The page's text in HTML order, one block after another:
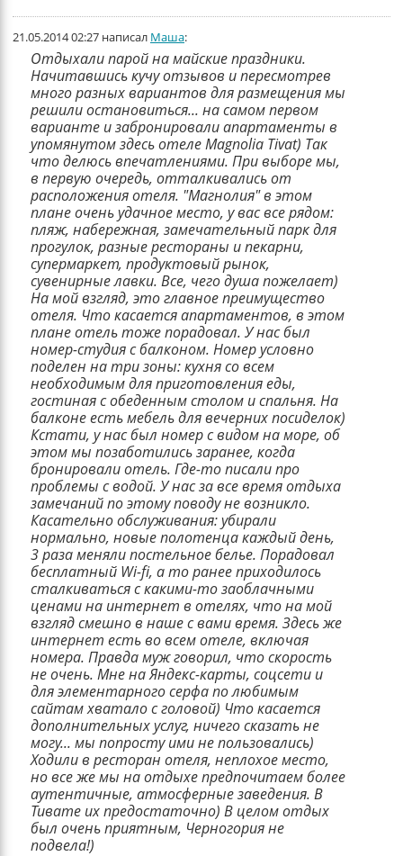
21.05.2014 02:27 написал Маша:
Отдыхали парой на майские праздники.
Начитавшись кучу отзывов и пересмотрев
много разных вариантов для размещения мы
решили остановиться... на самом первом
варианте и забронировали апартаменты в
упомянутом здесь отеле Magnolia Tivat) Так
что делюсь впечатлениями. При выборе мы,
в первую очередь, отталкивались от
расположения отеля. "Магнолия" в этом
плане очень удачное место, у вас все рядом:
пляж, набережная, замечательный парк для
прогулок, разные рестораны и пекарни,
супермаркет, продуктовый рынок,
сувенирные лавки. Все, чего душа пожелает)
На мой взгляд, это главное преимущество
отеля. Что касается апартаментов, в этом
плане отель тоже порадовал. У нас был
номер-студия с балконом. Номер условно
поделен на три зоны: кухня со всем
необходимым для приготовления еды,
гостиная с обеденным столом и спальня. На
балконе есть мебель для вечерних посиделок)
Кстати, у нас был номер с видом на море, об
этом мы позаботились заранее, когда
бронировали отель. Где-то писали про
проблемы с водой. У нас за все время отдыха
замечаний по этому поводу не возникло.
Касательно обслуживания: убирали
нормально, новые полотенца каждый день,
3 раза меняли постельное белье. Порадовал
бесплатный Wi-fi, а то ранее приходилось
сталкиваться с какими-то заоблачными
ценами на интернет в отелях, что на мой
взгляд смешно в наше с вами время. Здесь же
интернет есть во всем отеле, включая
номера. Правда муж говорил, что скорость
не очень. Мне на Яндекс-карты, соцсети и
для элементарного серфа по любимым
сайтам хватало с головой) Что касается
дополнительных услуг, ничего сказать не
могу... мы попросту ими не пользовались)
Ходили в ресторан отеля, неплохое место,
но все же мы на отдыхе предпочитаем более
аутентичные, атмосферные заведения. В
Тивате их предостаточно) В целом отдых
был очень приятным, Черногория не
подвела!)